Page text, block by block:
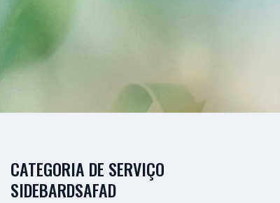
CATEGORIA DE SERVIÇO
SIDEBARDSAFAD